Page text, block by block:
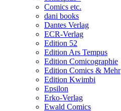
Comics etc.
dani books
Dantes Verlag
ECR-Verlag
Edition 52
Edition Ars Tempus
Edition Comicographie
Edition Comics & Mehr
Edition Kwimbi
Epsilon
Erko-Verlag
Ewald Comics